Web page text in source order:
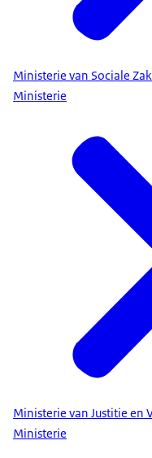
Ministerie van Sociale
Ministerie
Ministerie van Justitie en
Ministerie